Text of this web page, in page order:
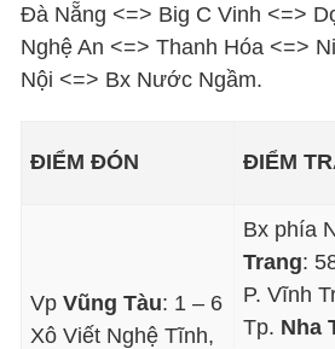
Đà Nẵng <=> Big C Vinh <=>
Nghệ An <=> Thanh Hóa <=>
Nội <=> Bx Nước Ngầm.
ĐIỂM ĐÓN ĐIỂM
VpVũng Tàu: 1 – 6
Xô Viết Nghệ Tĩnh,
Bx phía
Trang:
P. Vĩnh
Tp. Nha